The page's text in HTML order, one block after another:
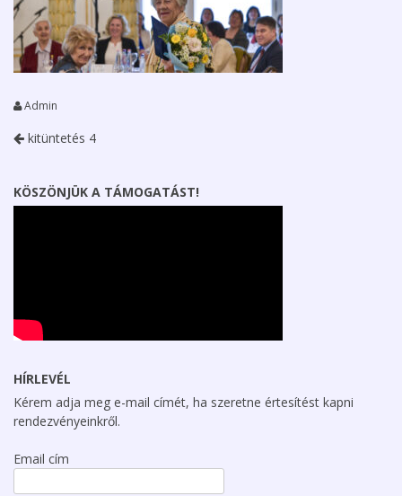
Admin
kitüntetés 4
KÖSZÖNJÜK A TÁMOGATÁST!
HÍRLEVÉL
Kérem adja meg e-mail címét, ha szeretne értesítést kapni
rendezvényeinkről.
Email cím